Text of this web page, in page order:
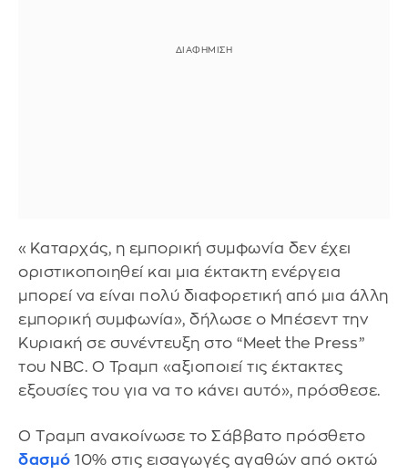
«Καταρχάς, η εμπορική συμφωνία δεν έχει
οριστικοποιηθεί και μια έκτακτη ενέργεια
μπορεί να είναι πολύ διαφορετική από μια άλλη
εμπορική συμφωνία», δήλωσε ο Μπέσεντ την
Κυριακή σε συνέντευξη στο “Meet the Press”
του NBC. Ο Τραμπ «αξιοποιεί τις έκτακτες
εξουσίες του για να το κάνει αυτό», πρόσθεσε.
Ο Tραμπ ανακοίνωσε το Σάββατο πρόσθετο
δασμό 10% στις εισαγωγές αγαθών από οκτώ